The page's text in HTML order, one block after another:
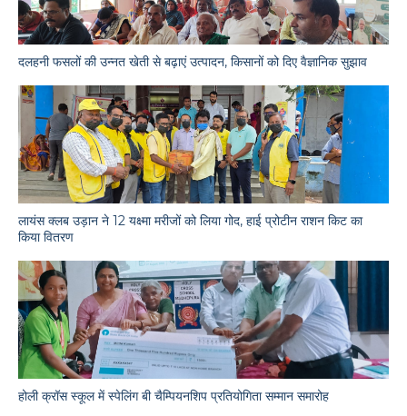
दलहनी फसलों की उन्नत खेती से बढ़ाएं उत्पादन, किसानों को दिए वैज्ञानिक सुझाव
लायंस क्लब उड़ान ने 12 यक्ष्मा मरीजों को लिया गोद, हाई प्रोटीन राशन किट का
किया वितरण
होली क्रॉस स्कूल में स्पेलिंग बी चैम्पियनशिप प्रतियोगिता सम्मान समारोह